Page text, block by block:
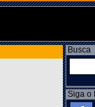
Busca
Siga o